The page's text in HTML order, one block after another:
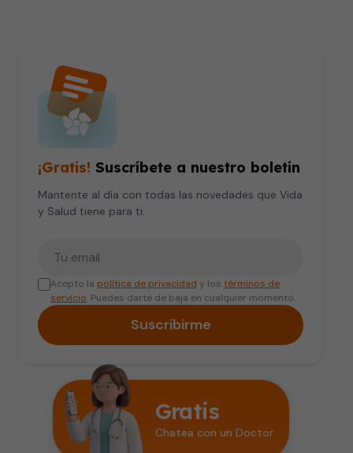
¡Gratis! Suscríbete a nuestro boletín
Mantente al día con todas las novedades que Vida
y Salud tiene para ti.
Acepto la política de privacidad y los términos de
servicio. Puedes darte de baja en cualquier momento.
Suscribirme
Gratis
Chatea con un Doctor